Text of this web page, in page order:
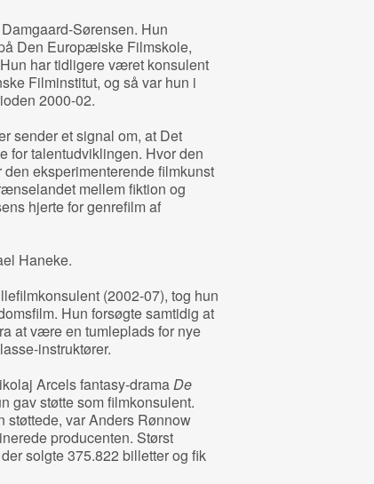
Sørensen. Hun
Den Europæiske Filmskole,
har tidligere været konsulent
Filminstitut, og så var hun i
2000-02.
sender et signal om, at Det
for talentudviklingen. Hvor den
eksperimenterende filmkunst
mellem fiktion og
hjerte for genrefilm af
Haneke.
(2002-07), tog hun
Hun forsøgte samtidig at
at være en tumleplads for nye
instruktører.
Arcels fantasy-dramaDe
gav støtte som filmkonsulent.
støttede, var Anders Rønnow
producenten. Størst
solgte 375.822 billetter og fik